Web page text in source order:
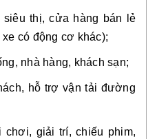
siêu thị, cửa hàng bán lẻ
có động cơ khác);
nhà hàng, khách sạn;
hỗ trợ vận tải đường
chơi, giải trí, chiếu phim,